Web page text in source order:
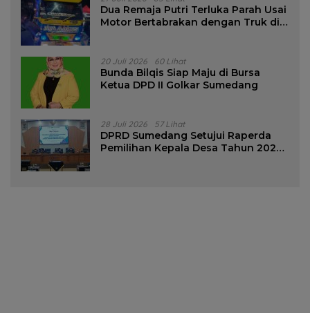
Dua Remaja Putri Terluka Parah Usai
Motor Bertabrakan dengan Truk di
20 Juli 2026 60 Lihat
Bunda Bilqis Siap Maju di Bursa
Ketua DPD II Golkar Sumedang
28 Juli 2026 57 Lihat
DPRD Sumedang Setujui Raperda
Pemilihan Kepala Desa Tahun 2026